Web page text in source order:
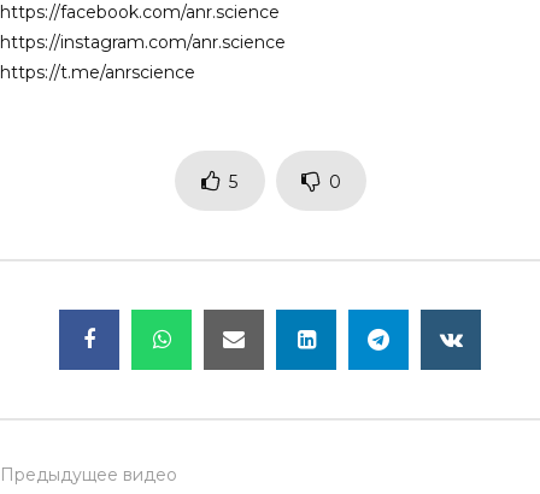
https://facebook.com/anr.science
https://instagram.com/anr.science
https://t.me/anrscience
5 0
Предыдущее видео